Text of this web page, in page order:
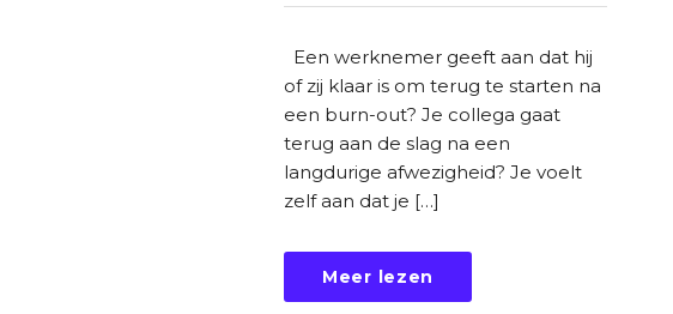
Een werknemer geeft aan dat hij
of zij klaar is om terug te starten na
een burn-out? Je collega gaat
terug aan de slag na een
langdurige afwezigheid? Je voelt
zelf aan dat je […]
Meer lezen